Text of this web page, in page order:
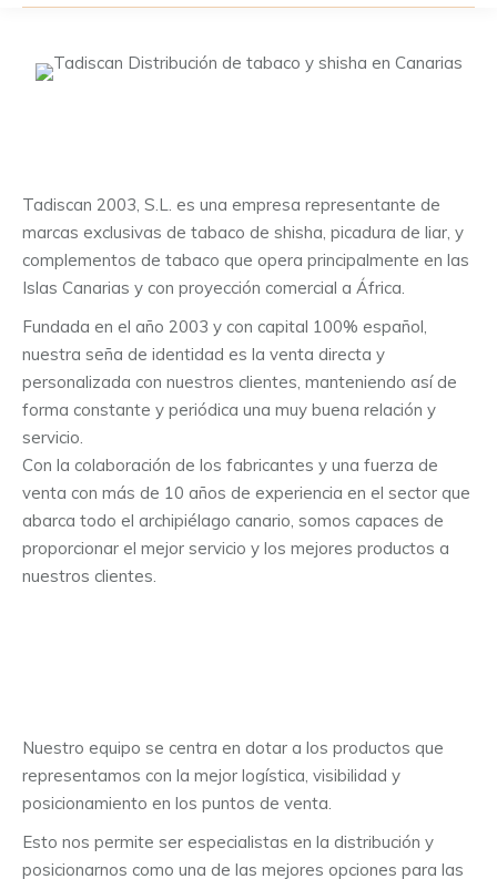
Tadiscan 2003, S.L. es una empresa representante de
marcas exclusivas de tabaco de shisha, picadura de liar, y
complementos de tabaco que opera principalmente en las
Islas Canarias y con proyección comercial a África.
Fundada en el año 2003 y con capital 100% español,
nuestra seña de identidad es la venta directa y
personalizada con nuestros clientes, manteniendo así de
forma constante y periódica una muy buena relación y
servicio.
Con la colaboración de los fabricantes y una fuerza de
venta con más de 10 años de experiencia en el sector que
abarca todo el archipiélago canario, somos capaces de
proporcionar el mejor servicio y los mejores productos a
nuestros clientes.
Nuestro equipo se centra en dotar a los productos que
representamos con la mejor logística, visibilidad y
posicionamiento en los puntos de venta.
Esto nos permite ser especialistas en la distribución y
posicionarnos como una de las mejores opciones para las